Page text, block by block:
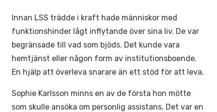
Innan LSS trädde i kraft hade människor med
funktionshinder lågt inflytande över sina liv. De var
begränsade till vad som bjöds. Det kunde vara
hemtjänst eller någon form av institutionsboende.
En hjälp att överleva snarare än ett stöd för att leva.
Sophie Karlsson minns en av de första hon mötte
som skulle ansöka om personlig assistans. Det var en